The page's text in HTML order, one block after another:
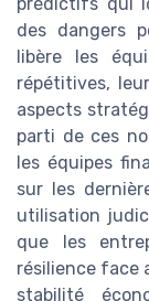
des dangers
libère les
répétitives,
aspects
parti de ces
les équipes
sur les
utilisation
que les
résilience face
stabilité